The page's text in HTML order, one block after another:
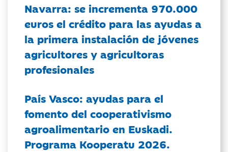
Navarra: se incrementa 970.000
euros el crédito para las ayudas a
la primera instalación de jóvenes
agricultores y agricultoras
profesionales
País Vasco: ayudas para el
fomento del cooperativismo
agroalimentario en Euskadi.
Programa Kooperatu 2026.